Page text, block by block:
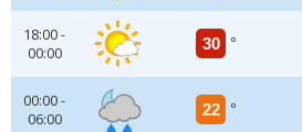
18:00 -
00:00
30 °
00:00 -
06:00
22 °